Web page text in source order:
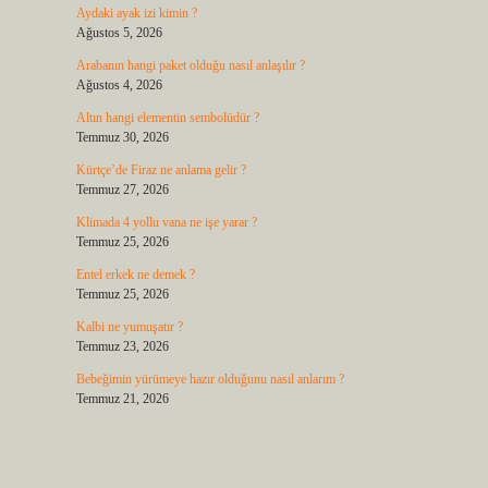
Aydaki ayak izi kimin ?
Ağustos 5, 2026
Arabanın hangi paket olduğu nasıl anlaşılır ?
Ağustos 4, 2026
Altın hangi elementin sembolüdür ?
Temmuz 30, 2026
Kürtçe’de Firaz ne anlama gelir ?
Temmuz 27, 2026
Klimada 4 yollu vana ne işe yarar ?
Temmuz 25, 2026
Entel erkek ne demek ?
Temmuz 25, 2026
Kalbi ne yumuşatır ?
Temmuz 23, 2026
Bebeğimin yürümeye hazır olduğunu nasıl anlarım ?
Temmuz 21, 2026